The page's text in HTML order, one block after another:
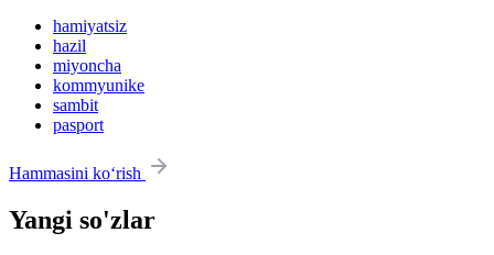
hamiyatsiz
hazil
miyoncha
kommyunike
sambit
pasport
Hammasini ko‘rish
Yangi so'zlar